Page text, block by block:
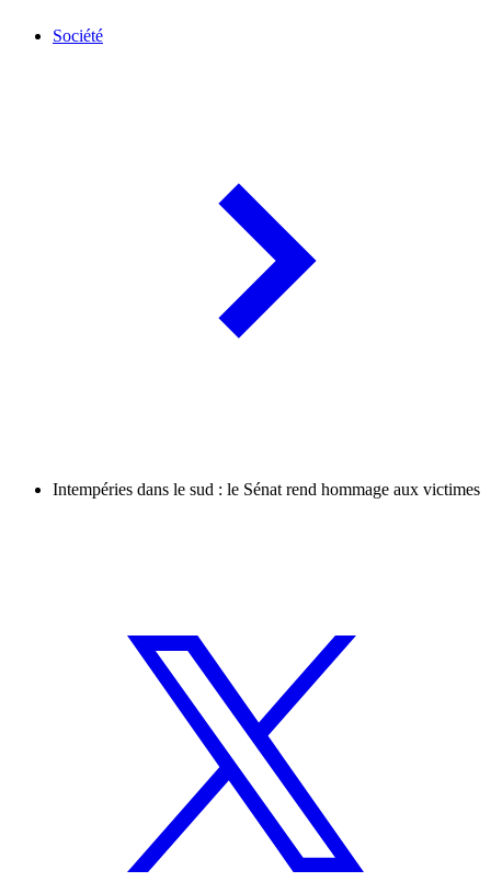
Société
Intempéries dans le sud : le Sénat rend hommage aux victimes